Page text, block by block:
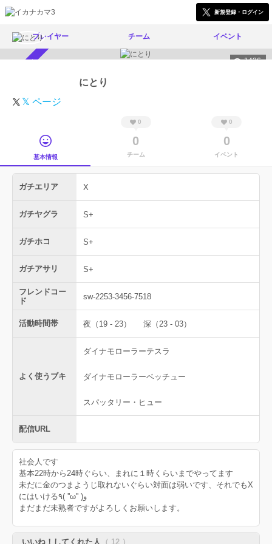
新規登録・ログイン
プレイヤー チーム イベント
1436
にとり
𝕏 ページ
基本情報
0
0
チーム
0
0
イベント
ガチエリア X
ガチヤグラ S+
ガチホコ S+
ガチアサリ S+
フレンドコー
ド
sw-2253-3456-7518
活動時間帯 夜（19 - 23） 深（23 - 03）
よく使うブキ
ダイナモローラーテスラ
ダイナモローラーベッチュー
スパッタリー・ヒュー
配信URL
社会人です
基本22時から24時ぐらい、まれに１時くらいまでやってます
未だに金のつまようじ取れないぐらい対面は弱いです、それでもX
にはいける٩( ''ω'' )و
まだまだ未熟者ですがよろしくお願いします。
いいね！してくれた人 （ 12 ）